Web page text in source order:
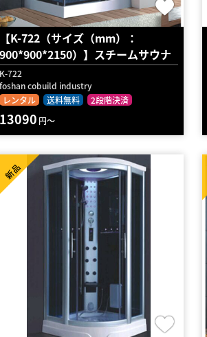
【K-722（サイズ（mm）：
900*900*2150）】スチームサウナ
K-722
foshan cobuild industry
レンタル
送料無料 2段階決済
13090 円～
新品